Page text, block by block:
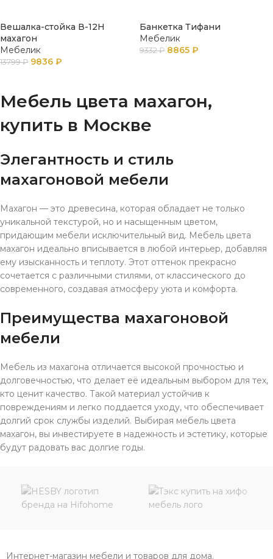
Вешалка-стойка В-12Н
махагон
Мебелик
13799₽ 9836 ₽
Банкетка Тифани
Мебелик
9332₽ 8865 ₽
Мебель цвета махагон,
купить в Москве
Элегантность и стиль
махагоновой мебели
Махагон — это древесина, которая обладает не только
уникальной текстурой, но и насыщенным цветом,
придающим мебели исключительный вид. Мебель цвета
махагон идеально вписывается в любой интерьер, добавляя
ему изысканность и теплоту. Этот оттенок прекрасно
сочетается с различными стилями, от классического до
современного, создавая атмосферу уюта и комфорта.
Преимущества махагоновой
мебели
Мебель из махагона отличается высокой прочностью и
долговечностью, что делает её идеальным выбором для тех,
кто ценит качество. Такой материал устойчив к
повреждениям и легко поддается уходу, что обеспечивает
долгий срок службы изделий. Выбирая мебель цвета
махагон, вы инвестируете в надежность и эстетику, которые
будут радовать вас долгие годы.
Интернет-магазин мебели и товаров для дома.